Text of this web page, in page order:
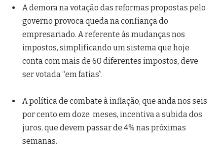
A demora na votação das reformas propostas pelo
governo provoca queda na confiança do
empresariado. A referente às mudanças nos
impostos, simplificando um sistema que hoje
conta com mais de 60 diferentes impostos, deve
ser votada “em fatias”.
A política de combate à inflação, que anda nos seis
por cento em doze meses, incentiva a subida dos
juros, que devem passar de 4% nas próximas
semanas.